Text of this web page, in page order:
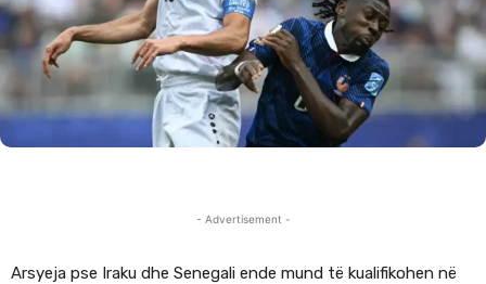
- Advertisement -
Arsyeja pse Iraku dhe Senegali ende mund të kualifikohen në